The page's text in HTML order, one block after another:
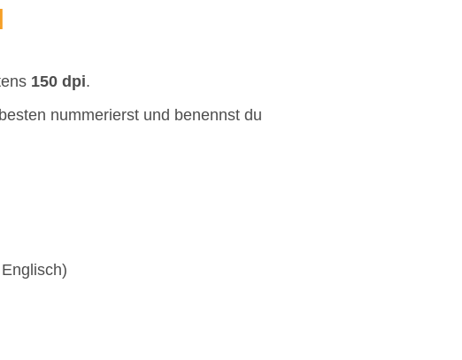
150 dpi.
nummerierst und benennst du